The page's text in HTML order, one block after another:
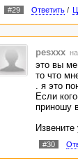
#29 Ответить/
pesxxx
это вы
то что
. я это
Если
приношу
Извените
#30